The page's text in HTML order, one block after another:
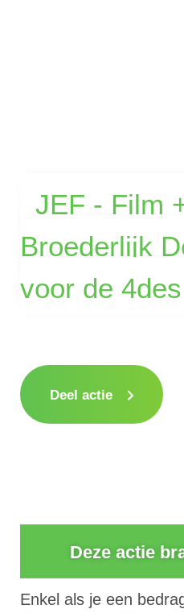
JEF - Film
Broederlijk
voor de 4des
Deel actie
Deze actie
Enkel als je een